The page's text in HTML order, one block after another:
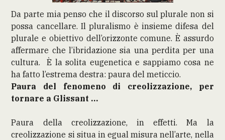
Da parte mia penso che il discorso sul plurale non si
possa cancellare. Il pluralismo è insieme difesa del
plurale e obiettivo dell’orizzonte comune. È assurdo
affermare che l’ibridazione sia una perdita per una
cultura. È la solita eugenetica e sappiamo cosa ne
ha fatto l’estrema destra: paura del meticcio.
Paura del fenomeno di creolizzazione, per
tornare a Glissant …
Paura della creolizzazione, in effetti. Ma la
creolizzazione si situa in egual misura nell’arte, nella